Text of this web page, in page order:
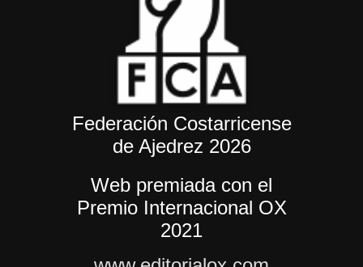
Federación Costarricense
de Ajedrez 2026
Web premiada con el
Premio Internacional OX
2021